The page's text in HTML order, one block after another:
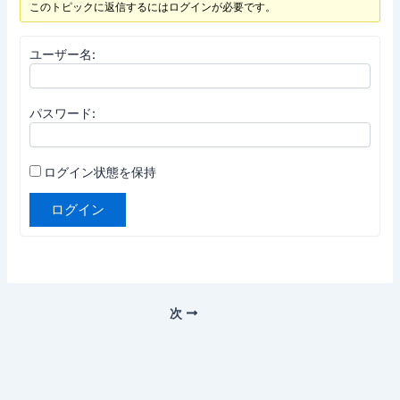
このトピックに返信するにはログインが必要です。
ユーザー名:
パスワード:
ログイン状態を保持
ログイン
次